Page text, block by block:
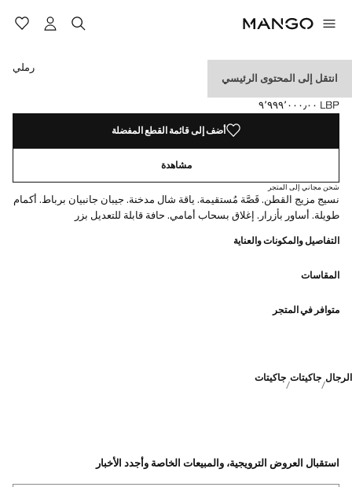
انتقل إلى المحتوى الرئيسي
جاكيت قطني بسحابة
السعر الحالي [LBP ٩٬٩٩٩٬٠٠٠٫٠٠ ]
LBP ٩٬٩٩٩٬٠٠٠٫٠٠
حدد اللون
رملي
أضف إلى قائمة القطع المفضلة
مشاهدة
شحن مجاني إلى المتجر
نسيج مزيج القطن. قَصَّة مُستقيمة. ياقة شال مدخنة. جيبان جانبيان برباط. أكمام
طويلة. أساور بأزرار. إغلاق بسحاب أمامي. حافة قابلة للتعديل بزر
التفاصيل والمكونات والعناية
المقاسات
متوافر في المتجر
الرجال جاكيتات جاكيتات
استقبال العروض الترويجية، والمبيعات الخاصة وأجدد الأخبار